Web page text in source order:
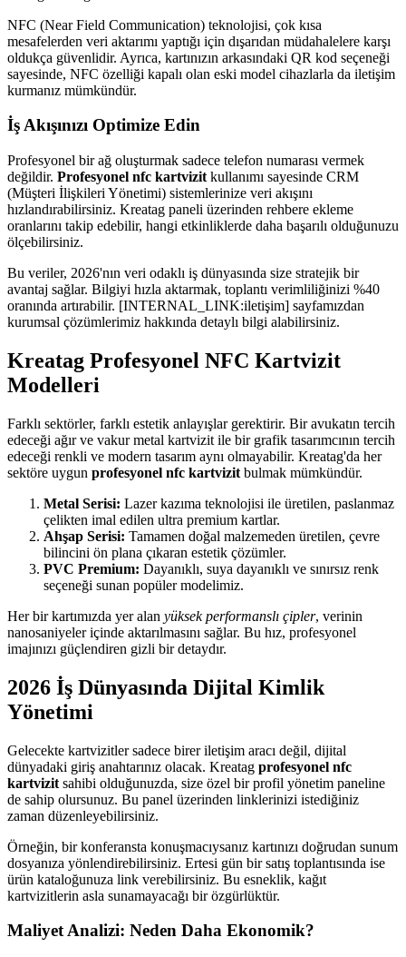
NFC (Near Field Communication) teknolojisi, çok kısa
mesafelerden veri aktarımı yaptığı için dışarıdan müdahalelere karşı
oldukça güvenlidir. Ayrıca, kartınızın arkasındaki QR kod seçeneği
sayesinde, NFC özelliği kapalı olan eski model cihazlarla da iletişim
kurmanız mümkündür.
İş Akışınızı Optimize Edin
Profesyonel bir ağ oluşturmak sadece telefon numarası vermek
değildir. Profesyonel nfc kartvizit kullanımı sayesinde CRM
(Müşteri İlişkileri Yönetimi) sistemlerinize veri akışını
hızlandırabilirsiniz. Kreatag paneli üzerinden rehbere ekleme
oranlarını takip edebilir, hangi etkinliklerde daha başarılı olduğunuzu
ölçebilirsiniz.
Bu veriler, 2026'nın veri odaklı iş dünyasında size stratejik bir
avantaj sağlar. Bilgiyi hızla aktarmak, toplantı verimliliğinizi %40
oranında artırabilir. [INTERNAL_LINK:iletişim] sayfamızdan
kurumsal çözümlerimiz hakkında detaylı bilgi alabilirsiniz.
Kreatag Profesyonel NFC Kartvizit
Modelleri
Farklı sektörler, farklı estetik anlayışlar gerektirir. Bir avukatın tercih
edeceği ağır ve vakur metal kartvizit ile bir grafik tasarımcının tercih
edeceği renkli ve modern tasarım aynı olmayabilir. Kreatag'da her
sektöre uygun profesyonel nfc kartvizit bulmak mümkündür.
Metal Serisi: Lazer kazıma teknolojisi ile üretilen, paslanmaz
çelikten imal edilen ultra premium kartlar.
Ahşap Serisi: Tamamen doğal malzemeden üretilen, çevre
bilincini ön plana çıkaran estetik çözümler.
PVC Premium: Dayanıklı, suya dayanıklı ve sınırsız renk
seçeneği sunan popüler modelimiz.
Her bir kartımızda yer alan yüksek performanslı çipler, verinin
nanosaniyeler içinde aktarılmasını sağlar. Bu hız, profesyonel
imajınızı güçlendiren gizli bir detaydır.
2026 İş Dünyasında Dijital Kimlik
Yönetimi
Gelecekte kartvizitler sadece birer iletişim aracı değil, dijital
dünyadaki giriş anahtarınız olacak. Kreatag profesyonel nfc
kartvizit sahibi olduğunuzda, size özel bir profil yönetim paneline
de sahip olursunuz. Bu panel üzerinden linklerinizi istediğiniz
zaman düzenleyebilirsiniz.
Örneğin, bir konferansta konuşmacıysanız kartınızı doğrudan sunum
dosyanıza yönlendirebilirsiniz. Ertesi gün bir satış toplantısında ise
ürün kataloğunuza link verebilirsiniz. Bu esneklik, kağıt
kartvizitlerin asla sunamayacağı bir özgürlüktür.
Maliyet Analizi: Neden Daha Ekonomik?